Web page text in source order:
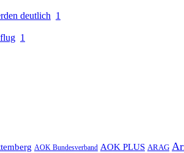
deutlich 1
1
AOK Bundesverband AOK PLUS ARAG